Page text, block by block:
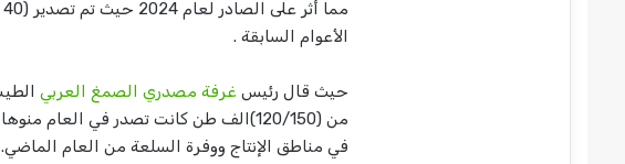
الأعوام السابقة .
حيث قال رئيس غرفة مصدري الصمغ العربي
في مناطق الإنتاج ووفرة السلعة من العام الماضي.